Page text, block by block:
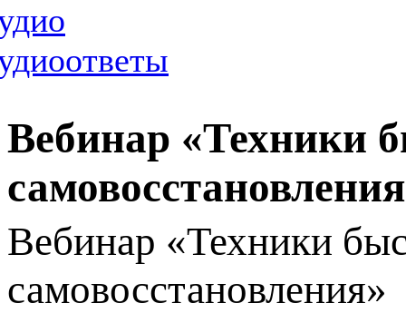
Вебинар «Техники
Вебинар «Техники
самовосстановления»